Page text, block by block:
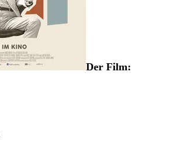
Der Film: